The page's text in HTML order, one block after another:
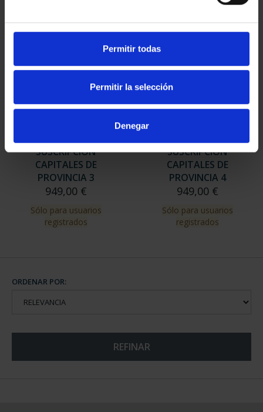
Permitir todas
Permitir la selección
Denegar
registrados
SUSCRIPCIÓN
CAPITALES DE
PROVINCIA 3
949,00 €
Sólo para usuarios
registrados
SUSCRIPCIÓN
CAPITALES DE
PROVINCIA 4
949,00 €
Sólo para usuarios
registrados
ORDENAR POR:
REFINAR